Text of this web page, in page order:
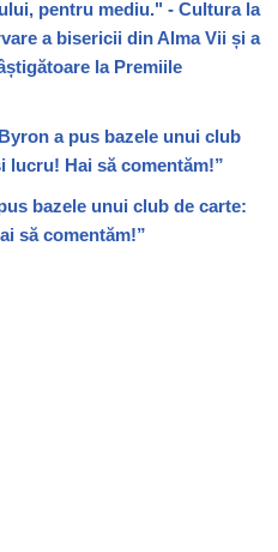
pentru mediu." - Cultura la
a bisericii din Alma Vii și a
la Premiile
a pus bazele unui club
lucru! Hai să comentăm!”
bazele unui club de carte:
să comentăm!”